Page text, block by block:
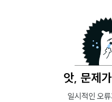
앗, 문제
일시적인 오